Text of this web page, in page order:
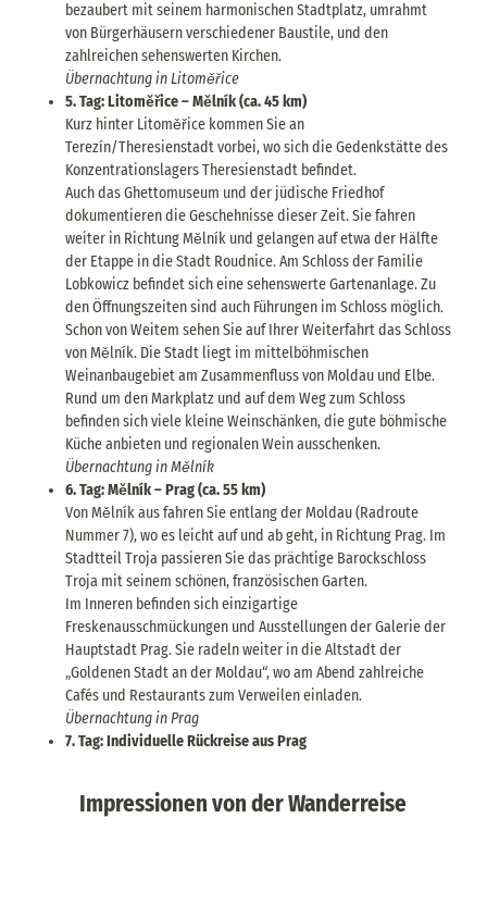
bezaubert mit seinem harmonischen Stadtplatz, umrahmt
von Bürgerhäusern verschiedener Baustile, und den
zahlreichen sehenswerten Kirchen.
Übernachtung in Litoměřice
5. Tag: Litoměřice – Mělník (ca. 45 km)
Kurz hinter Litoměřice kommen Sie an
Terezín/Theresienstadt vorbei, wo sich die Gedenkstätte des
Konzentrationslagers Theresienstadt befindet.
Auch das Ghettomuseum und der jüdische Friedhof
dokumentieren die Geschehnisse dieser Zeit. Sie fahren
weiter in Richtung Mělník und gelangen auf etwa der Hälfte
der Etappe in die Stadt Roudnice. Am Schloss der Familie
Lobkowicz befindet sich eine sehenswerte Gartenanlage. Zu
den Öffnungszeiten sind auch Führungen im Schloss möglich.
Schon von Weitem sehen Sie auf Ihrer Weiterfahrt das Schloss
von Mělník. Die Stadt liegt im mittelböhmischen
Weinanbaugebiet am Zusammenfluss von Moldau und Elbe.
Rund um den Markplatz und auf dem Weg zum Schloss
befinden sich viele kleine Weinschänken, die gute böhmische
Küche anbieten und regionalen Wein ausschenken.
Übernachtung in Mělník
6. Tag: Mělník – Prag (ca. 55 km)
Von Mělník aus fahren Sie entlang der Moldau (Radroute
Nummer 7), wo es leicht auf und ab geht, in Richtung Prag. Im
Stadtteil Troja passieren Sie das prächtige Barockschloss
Troja mit seinem schönen, französischen Garten.
Im Inneren befinden sich einzigartige
Freskenausschmückungen und Ausstellungen der Galerie der
Hauptstadt Prag. Sie radeln weiter in die Altstadt der
„Goldenen Stadt an der Moldau“, wo am Abend zahlreiche
Cafés und Restaurants zum Verweilen einladen.
Übernachtung in Prag
7. Tag: Individuelle Rückreise aus Prag
Impressionen von der Wanderreise